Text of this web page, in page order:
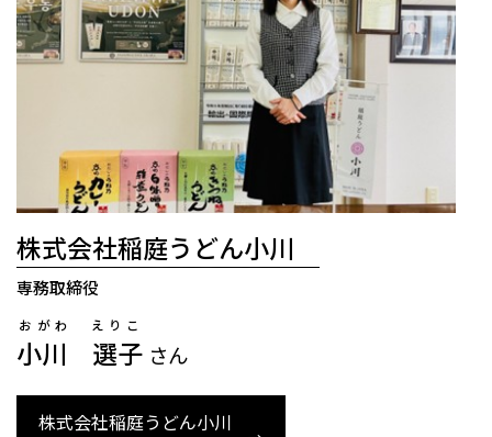
株式会社稲庭うどん小川
専務取締役
小川 選子
おがわ えりこ
さん
株式会社稲庭うどん小川